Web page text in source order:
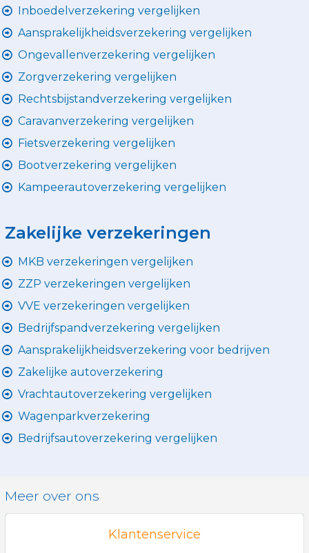
Inboedelverzekering vergelijken
Aansprakelijkheidsverzekering vergelijken
Ongevallenverzekering vergelijken
Zorgverzekering vergelijken
Rechtsbijstandverzekering vergelijken
Caravanverzekering vergelijken
Fietsverzekering vergelijken
Bootverzekering vergelijken
Kampeerautoverzekering vergelijken
Zakelijke verzekeringen
MKB verzekeringen vergelijken
ZZP verzekeringen vergelijken
VVE verzekeringen vergelijken
Bedrijfspandverzekering vergelijken
Aansprakelijkheidsverzekering voor bedrijven
Zakelijke autoverzekering
Vrachtautoverzekering vergelijken
Wagenparkverzekering
Bedrijfsautoverzekering vergelijken
Meer over ons
Klantenservice